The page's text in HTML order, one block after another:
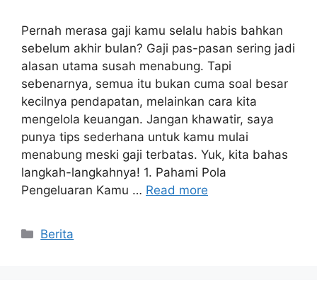
Pernah merasa gaji kamu selalu habis bahkan
sebelum akhir bulan? Gaji pas-pasan sering jadi
alasan utama susah menabung. Tapi
sebenarnya, semua itu bukan cuma soal besar
kecilnya pendapatan, melainkan cara kita
mengelola keuangan. Jangan khawatir, saya
punya tips sederhana untuk kamu mulai
menabung meski gaji terbatas. Yuk, kita bahas
langkah-langkahnya! 1. Pahami Pola
Pengeluaran Kamu … Read more
Categories
Berita